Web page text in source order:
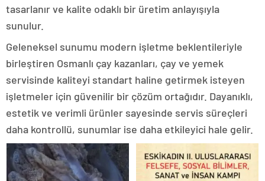
tasarlanır ve kalite odaklı bir üretim anlayışıyla
sunulur.
Geleneksel sunumu modern işletme beklentileriyle
birleştiren Osmanlı çay kazanları, çay ve yemek
servisinde kaliteyi standart haline getirmek isteyen
işletmeler için güvenilir bir çözüm ortağıdır. Dayanıklı,
estetik ve verimli ürünler sayesinde servis süreçleri
daha kontrollü, sunumlar ise daha etkileyici hale gelir.